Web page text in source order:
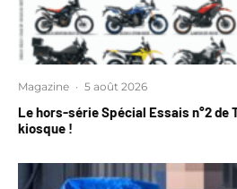
Magazine · 5 août 2026
Le hors-série Spécial Essais n°2 de
kiosque !